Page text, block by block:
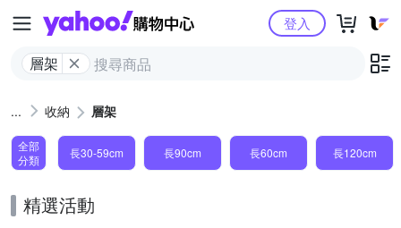
Yahoo購物中心
層架
登入
收納 層架
全部
分類
長30-59cm 長90cm 長60cm 長120cm
精選活動